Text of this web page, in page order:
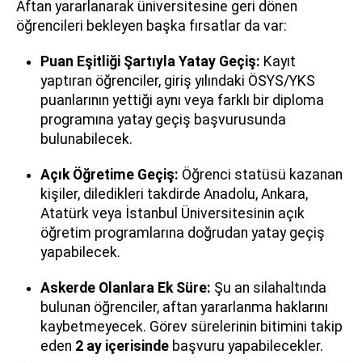
Aftan yararlanarak üniversitesine geri dönen
öğrencileri bekleyen başka fırsatlar da var:
Puan Eşitliği Şartıyla Yatay Geçiş: Kayıt
yaptıran öğrenciler, giriş yılındaki ÖSYS/YKS
puanlarının yettiği aynı veya farklı bir diploma
programına yatay geçiş başvurusunda
bulunabilecek.
Açık Öğretime Geçiş: Öğrenci statüsü kazanan
kişiler, diledikleri takdirde Anadolu, Ankara,
Atatürk veya İstanbul Üniversitesinin açık
öğretim programlarına doğrudan yatay geçiş
yapabilecek.
Askerde Olanlara Ek Süre: Şu an silahaltında
bulunan öğrenciler, aftan yararlanma haklarını
kaybetmeyecek. Görev sürelerinin bitimini takip
eden 2 ay içerisinde başvuru yapabilecekler.